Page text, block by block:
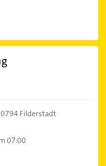
Filderstadt
07:00